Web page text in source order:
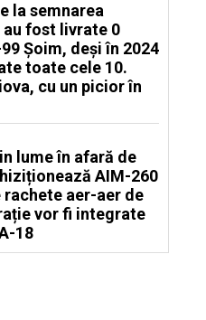
la semnarea
fost livrate 0
Șoim, deși în 2024
toate cele 10.
cu un picior în
lume în afară de
AIM-260
aer-aer de
vor fi integrate
18